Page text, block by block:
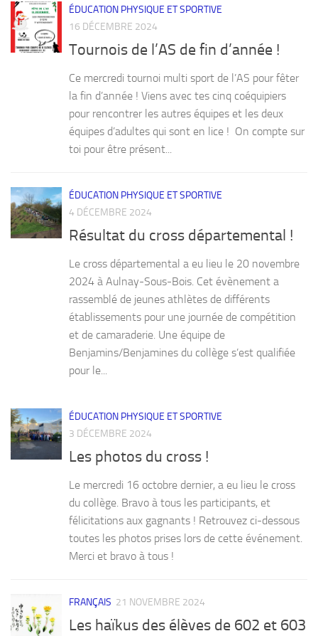
ÉDUCATION PHYSIQUE ET SPORTIVE
16 DÉCEMBRE 2024
Tournois de l’AS de fin d’année !
Ce mercredi tournoi multi sport de l’AS pour fêter
la fin d’année ! Viens avec tes cinq coéquipiers
pour rencontrer les autres équipes et les deux
équipes d’adultes qui sont en lice ! On compte sur
toi pour être présent...
ÉDUCATION PHYSIQUE ET SPORTIVE
4 DÉCEMBRE 2024
Résultat du cross départemental !
Le cross départemental a eu lieu le 20 novembre
2024 à Aulnay-Sous-Bois. Cet évènement a
rassemblé de jeunes athlètes de différents
établissements pour une journée de compétition
et de camaraderie. Une équipe de
Benjamins/Benjamines du collège s’est qualifiée
pour le...
ÉDUCATION PHYSIQUE ET SPORTIVE
3 DÉCEMBRE 2024
Les photos du cross !
Le mercredi 16 octobre dernier, a eu lieu le cross
du collège. Bravo à tous les participants, et
félicitations aux gagnants ! Retrouvez ci-dessous
toutes les photos prises lors de cette événement.
Merci et bravo à tous !
FRANÇAIS 21 NOVEMBRE 2024
Les haïkus des élèves de 602 et 603